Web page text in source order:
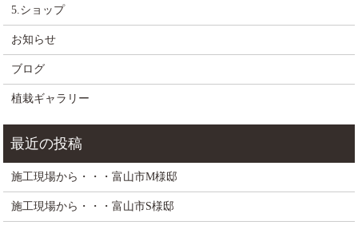
5.ショップ
お知らせ
ブログ
植栽ギャラリー
施工現場から・・・富山市M様邸
施工現場から・・・富山市S様邸